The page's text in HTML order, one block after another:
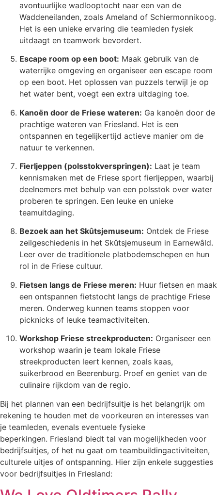
avontuurlijke wadlooptocht naar een van de
Waddeneilanden, zoals Ameland of Schiermonnikoog.
Het is een unieke ervaring die teamleden fysiek
uitdaagt en teamwork bevordert.
Escape room op een boot: Maak gebruik van de
waterrijke omgeving en organiseer een escape room
op een boot. Het oplossen van puzzels terwijl je op
het water bent, voegt een extra uitdaging toe.
Kanoën door de Friese wateren: Ga kanoën door de
prachtige wateren van Friesland. Het is een
ontspannen en tegelijkertijd actieve manier om de
natuur te verkennen.
Fierljeppen (polsstokverspringen): Laat je team
kennismaken met de Friese sport fierljeppen, waarbij
deelnemers met behulp van een polsstok over water
proberen te springen. Een leuke en unieke
teamuitdaging.
Bezoek aan het Skûtsjemuseum: Ontdek de Friese
zeilgeschiedenis in het Skûtsjemuseum in Earnewâld.
Leer over de traditionele platbodemschepen en hun
rol in de Friese cultuur.
Fietsen langs de Friese meren: Huur fietsen en maak
een ontspannen fietstocht langs de prachtige Friese
meren. Onderweg kunnen teams stoppen voor
picknicks of leuke teamactiviteiten.
Workshop Friese streekproducten: Organiseer een
workshop waarin je team lokale Friese
streekproducten leert kennen, zoals kaas,
suikerbrood en Beerenburg. Proef en geniet van de
culinaire rijkdom van de regio.
Bij het plannen van een bedrijfsuitje is het belangrijk om
rekening te houden met de voorkeuren en interesses van
je teamleden, evenals eventuele fysieke
beperkingen. Friesland biedt tal van mogelijkheden voor
bedrijfsuitjes, of het nu gaat om teambuildingactiviteiten,
culturele uitjes of ontspanning. Hier zijn enkele suggesties
voor bedrijfsuitjes in Friesland: